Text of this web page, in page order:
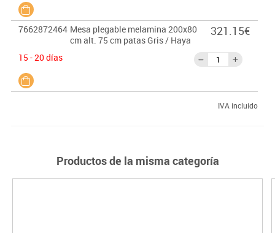
7662872464 Mesa plegable melamina 200x80
cm alt. 75 cm patas Gris / Haya
15 - 20 días
321.15€
IVA incluido
Productos de la misma categoría